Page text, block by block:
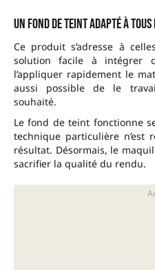
Un fond de teint adapté à
Ce produit s’adresse à
solution facile à intégrer
l’appliquer rapidement le
aussi possible de le
souhaité.
Le fond de teint fonctionne
technique particulière n’est
résultat. Désormais, le
sacrifier la qualité du rendu.